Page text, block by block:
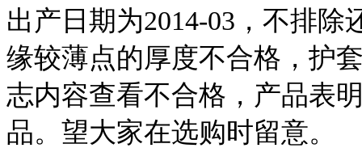
出产日期为2014-03，不排
缘较薄点的厚度不合格，护
志内容查看不合格，产品表
品。望大家在选购时留意。